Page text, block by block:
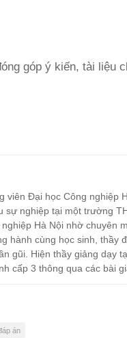
góp ý kiến, tài liệu
viên Đại học Công nghiệp
sự nghiệp tại một trường
Hà Nội nhờ chuyên
hành cùng học sinh, thầy
gũi. Hiện thầy giảng dạy
cấp 3 thông qua các bài
án